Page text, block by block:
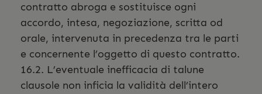
contratto abroga e sostituisce ogni
accordo, intesa, negoziazione, scritta od
orale, intervenuta in precedenza tra le parti
e concernente l’oggetto di questo contratto.
16.2. L’eventuale inefficacia di talune
clausole non inficia la validità dell’intero